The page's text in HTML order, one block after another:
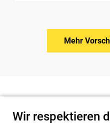
Mehr
Wir respektieren